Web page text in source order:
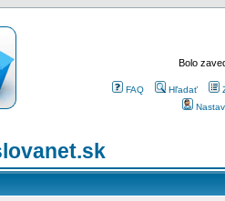
Bolo
FAQ Hľadať